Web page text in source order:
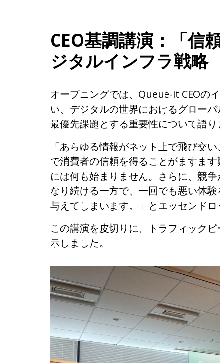
CEO基調講演：「信
ジタルインフラ戦略
オープニングでは、Queue-it CEOの
い、デジタルの世界におけるグロー
最優先課題とする重要性について語
「あらゆる情報がネット上で飛び交
で消費者の信頼を得ることがますま
には何も始まりません。さらに、競
なり続ける一方で、一回でも悪い体
与えてしまいます。」とエッセンド
この講演を皮切りに、トラフィック
示しました。